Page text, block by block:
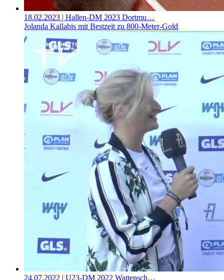
18.02.2023 | Hallen-DM 2023 Dortmu…
Jolanda Kallabis mit Bestzeit zu 800-Meter-Gold
24.07.2022 | U23-DM 2022 Wattensch…